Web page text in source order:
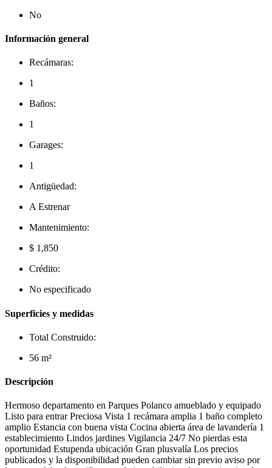
No
Información general
Recámaras:
1
Baños:
1
Garages:
1
Antigüedad:
A Estrenar
Mantenimiento:
$ 1,850
Crédito:
No especificado
Superficies y medidas
Total Construido:
56 m²
Descripción
Hermoso departamento en Parques Polanco amueblado y equipado
Listo para entrar Preciosa Vista 1 recámara amplia 1 baño completo
amplio Estancia con buena vista Cocina abierta área de lavandería 1
establecimiento Lindos jardines Vigilancia 24/7 No pierdas esta
oportunidad Estupenda ubicación Gran plusvalía Los precios
publicados y la disponibilidad pueden cambiar sin previo aviso por